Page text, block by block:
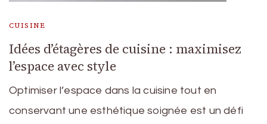
CUISINE
Idées d’étagères de cuisine : maximisez
l’espace avec style
Optimiser l’espace dans la cuisine tout en
conservant une esthétique soignée est un défi